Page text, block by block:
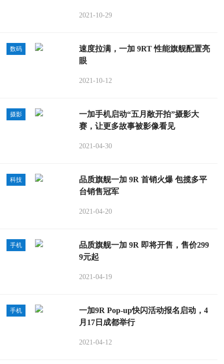
2021-10-29
数码
速度拉满，一加 9RT 性能旗舰配置亮
眼
2021-10-12
摄影
一加手机启动“五月敞开拍”摄影大
赛，让更多故事被影像看见
2021-04-30
科技
品质旗舰一加 9R 首销火爆 包揽多平
台销售冠军
2021-04-20
手机
品质旗舰一加 9R 即将开售，售价299
9元起
2021-04-19
手机
一加9R Pop-up快闪活动报名启动，4
月17日成都举行
2021-04-12